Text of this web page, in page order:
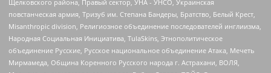
Щелковского района, Правый сектор, УНА - УНСО, Украинская
повстанческая армия, Тризуб им. Степана Бандеры, Братство, Белый Крест,
Misanthropic division, Религиозное объединение последователей инглиизма,
Народная Социальная Инициатива, TulaSkins, Этнополитическое
объединение Русские, Русское национальное объединение Атака, Мечеть
Мирмамеда, Община Коренного Русского народа г. Астрахани, ВОЛЯ,